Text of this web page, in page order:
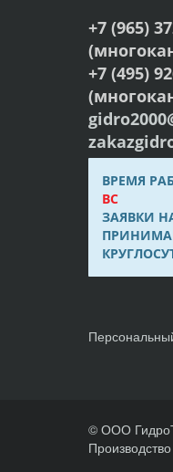
+7 (965)
+7 (495)
ВРЕМЯ
ВС
ЗАЯВКИ
© ООО